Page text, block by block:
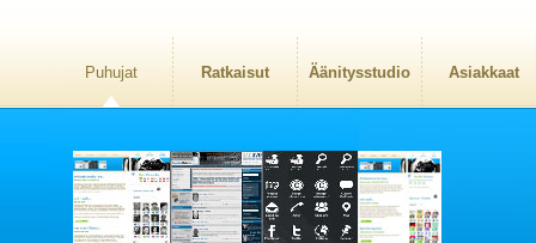
Puhujat Ratkaisut Äänitysstudio Asiakkaat